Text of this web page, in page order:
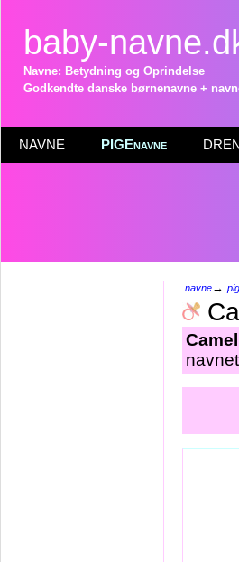
baby-
Navne: Betydning og Oprindelse
Godkendte danske børnenavne +
NAVNE PIGEnavne
navne→